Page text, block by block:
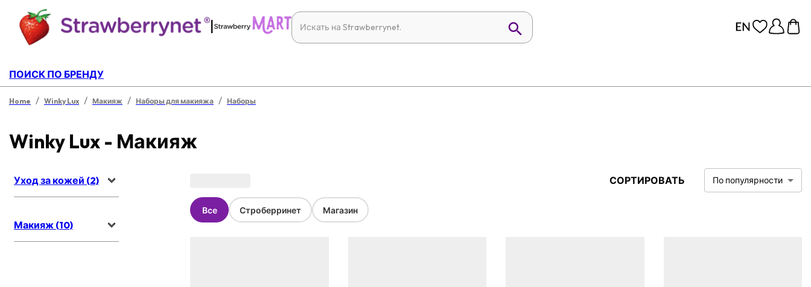
|
ПОИСК ПО БРЕНДУ
Home / Winky Lux / Макияж / Наборы для макияжа / Наборы
Winky Lux - Макияж
Уход за кожей (2)
Макияж (10)
СОРТИРОВАТЬ По популярности
Все Строберринет Магазин